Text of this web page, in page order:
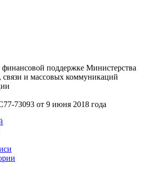
поддержке Министерства
связи и массовых коммуникаций
73093 от 9 июня 2018 года